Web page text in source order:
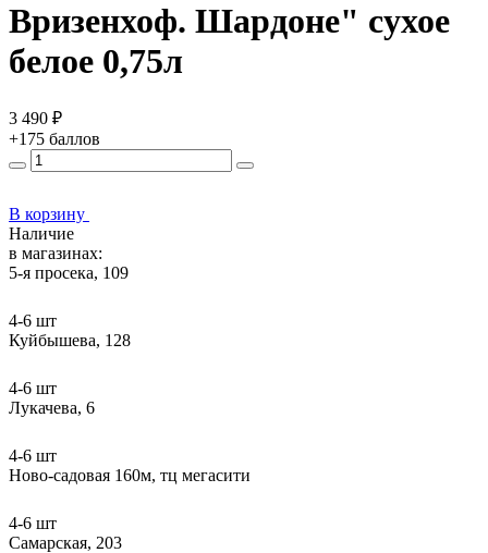
Вризенхоф. Шардоне" сухое
белое 0,75л
3 490 ₽
+175 баллов
В корзину
Наличие
в магазинах:
5-я просека, 109
4-6 шт
Куйбышева, 128
4-6 шт
Лукачева, 6
4-6 шт
Ново-садовая 160м, тц мегасити
4-6 шт
Самарская, 203